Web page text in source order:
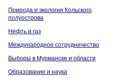
Природа и экология Кольского
полуострова
Нефть и газ
Международное сотрудничество
Выборы в Мурманске и области
Образование и наука